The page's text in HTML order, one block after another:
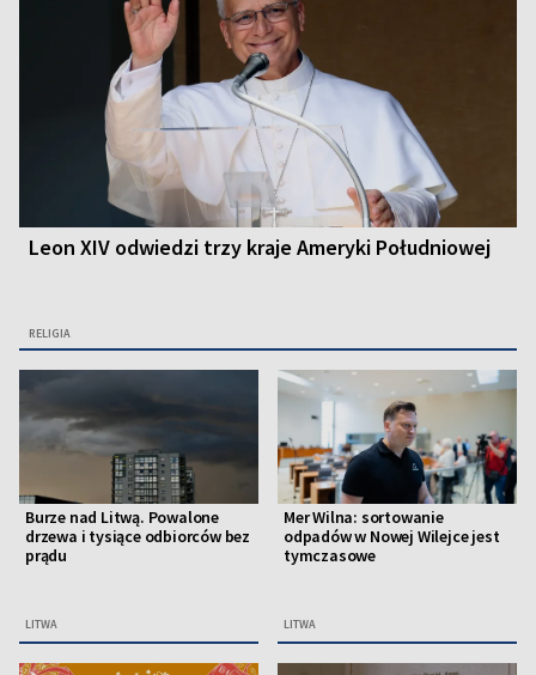
Leon XIV odwiedzi trzy kraje Ameryki Południowej
RELIGIA
Burze nad Litwą. Powalone
drzewa i tysiące odbiorców bez
prądu
LITWA
Mer Wilna: sortowanie
odpadów w Nowej Wilejce jest
tymczasowe
LITWA